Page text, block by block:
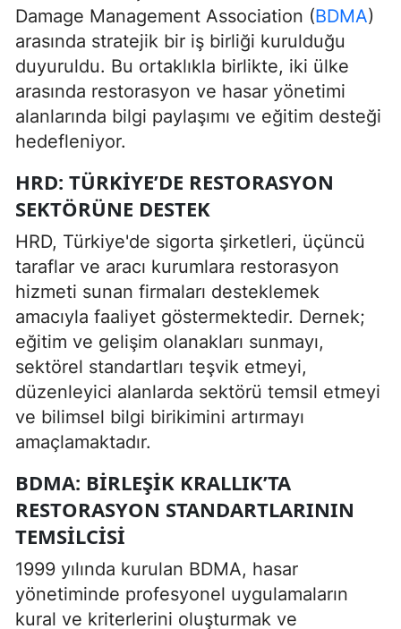
Damage Management Association (BDMA)
arasında stratejik bir iş birliği kurulduğu
duyuruldu. Bu ortaklıkla birlikte, iki ülke
arasında restorasyon ve hasar yönetimi
alanlarında bilgi paylaşımı ve eğitim desteği
hedefleniyor.
HRD: TÜRKIYE’DE RESTORASYON
SEKTÖRÜNE DESTEK
HRD, Türkiye'de sigorta şirketleri, üçüncü
taraflar ve aracı kurumlara restorasyon
hizmeti sunan firmaları desteklemek
amacıyla faaliyet göstermektedir. Dernek;
eğitim ve gelişim olanakları sunmayı,
sektörel standartları teşvik etmeyi,
düzenleyici alanlarda sektörü temsil etmeyi
ve bilimsel bilgi birikimini artırmayı
amaçlamaktadır.
BDMA: BIRLEŞIK KRALLIK’TA
RESTORASYON STANDARTLARININ
TEMSILCISI
1999 yılında kurulan BDMA, hasar
yönetiminde profesyonel uygulamaların
kural ve kriterlerini oluşturmak ve